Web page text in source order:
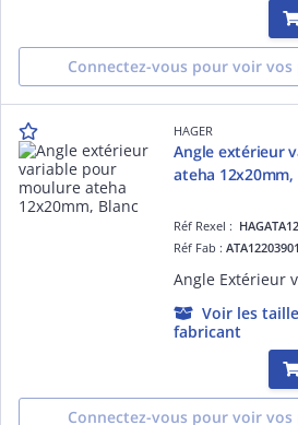
Connectez-vous pour voir
HAGER
Angle extérieur
ateha 12x20mm,
Réf Rexel :
Réf Fab :
Voir les
fabricant
Connectez-vous pour voir